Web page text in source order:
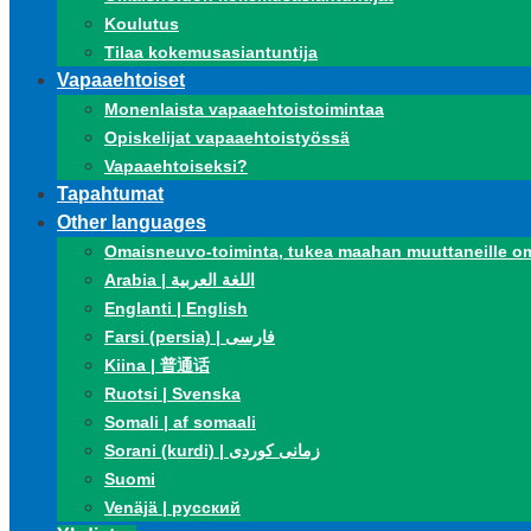
Koulutus
Tilaa kokemusasiantuntija
Vapaaehtoiset
Monenlaista vapaaehtoistoimintaa
Opiskelijat vapaaehtoistyössä
Vapaaehtoiseksi?
Tapahtumat
Other languages
Omaisneuvo-toiminta, tukea maahan muuttaneille
Arabia | اللغة العربية
Englanti | English
Farsi (persia) | فارسی
Kiina | 普通话
Ruotsi | Svenska
Somali | af somaali
Sorani (kurdi) | زمانی کوردی
Suomi
Venäjä | русский